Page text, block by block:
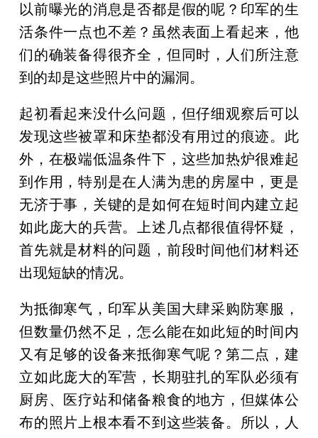
以前曝光的消息是否都是假的呢？印军的生
活条件一点也不差？虽然表面上看起来，他
们的确装备得很齐全，但同时，人们所注意
到的却是这些照片中的漏洞。
起初看起来没什么问题，但仔细观察后可以
发现这些被罩和床垫都没有用过的痕迹。此
外，在极端低温条件下，这些加热炉很难起
到作用，特别是在人满为患的房屋中，更是
无济于事，关键的是如何在短时间内建立起
如此庞大的兵营。上述几点都很值得怀疑，
首先就是材料的问题，前段时间他们材料还
出现短缺的情况。
为抵御寒气，印军从美国大肆采购防寒服，
但数量仍然不足，怎么能在如此短的时间内
又有足够的设备来抵御寒气呢？第二点，建
立如此庞大的军营，长期驻扎的军队必须有
厨房、医疗站和储备粮食的地方，但媒体公
布的照片上根本看不到这些装备。所以，人